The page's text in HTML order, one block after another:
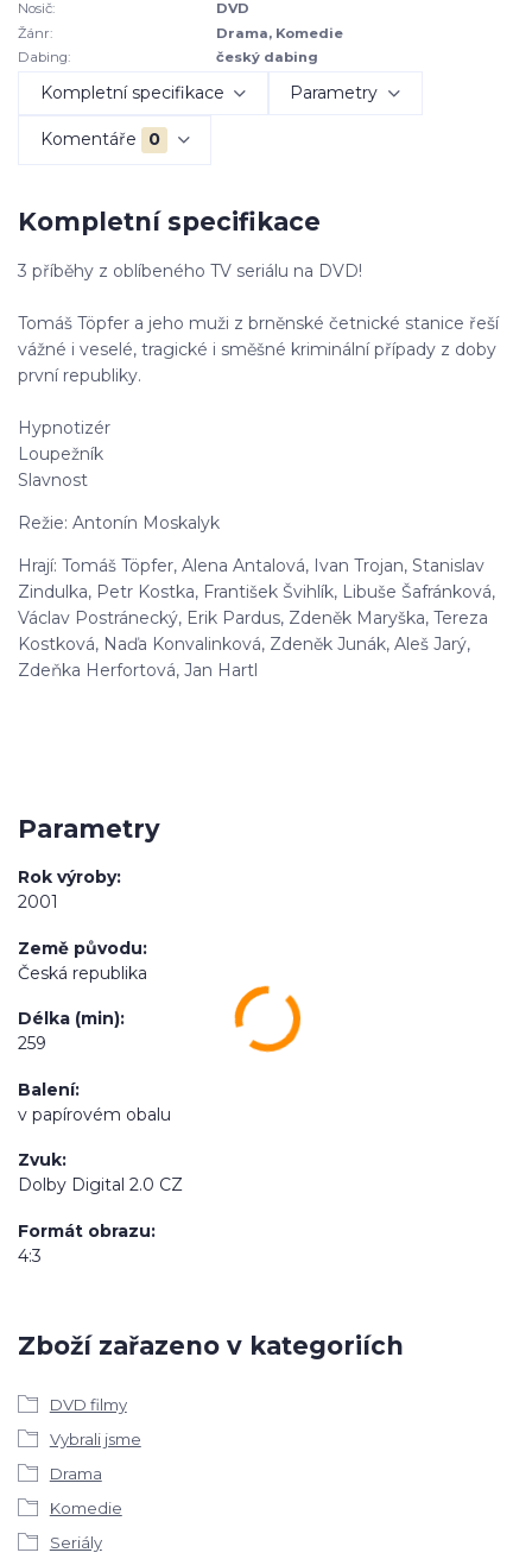
Nosič:
DVD
Žánr:
Drama, Komedie
Dabing:
český dabing
Kompletní specifikace Parametry
Komentáře 0
Kompletní specifikace
3 příběhy z oblíbeného TV seriálu na DVD!
Tomáš Töpfer a jeho muži z brněnské četnické stanice řeší
vážné i veselé, tragické i směšné kriminální případy z doby
první republiky.
Hypnotizér
Loupežník
Slavnost
Režie: Antonín Moskalyk
Hrají: Tomáš Töpfer, Alena Antalová, Ivan Trojan, Stanislav
Zindulka, Petr Kostka, František Švihlík, Libuše Šafránková,
Václav Postránecký, Erik Pardus, Zdeněk Maryška, Tereza
Kostková, Naďa Konvalinková, Zdeněk Junák, Aleš Jarý,
Zdeňka Herfortová, Jan Hartl
Parametry
Rok výroby
2001
Země původu
Česká republika
Délka (min)
259
Balení
v papírovém obalu
Zvuk
Dolby Digital 2.0 CZ
Formát obrazu
4:3
Zboží zařazeno v kategoriích
DVD filmy
Vybrali jsme
Drama
Komedie
Seriály